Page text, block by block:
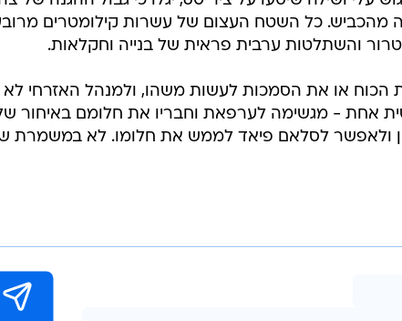
50 מטרים מערבה מהכביש. כל השטח העצום של עשרות קילומטרים
והשתלטות ערבית פראית של בנייה וחקלאות.
הכוח או את הסמכות לעשות משהו, ולמנהל האזרחי לא
ולאפשר לסלאם פיאד לממש את חלומו. לא במשמרת